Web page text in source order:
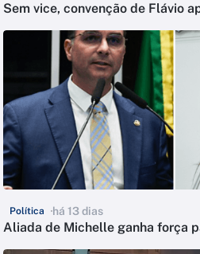
Sem vice, convenção de Flávio
Política há 13 dias
Aliada de Michelle ganha força